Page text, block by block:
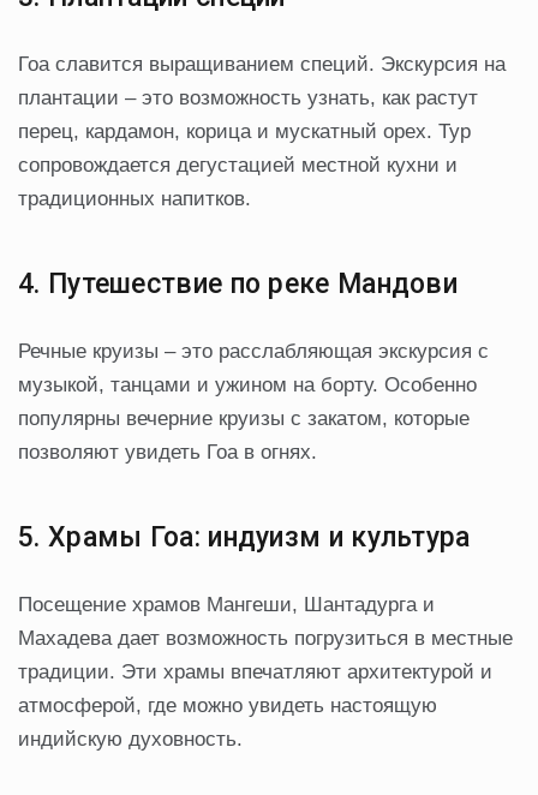
Гоа славится выращиванием специй. Экскурсия на
плантации – это возможность узнать, как растут
перец, кардамон, корица и мускатный орех. Тур
сопровождается дегустацией местной кухни и
традиционных напитков.
4. Путешествие по реке Мандови
Речные круизы – это расслабляющая экскурсия с
музыкой, танцами и ужином на борту. Особенно
популярны вечерние круизы с закатом, которые
позволяют увидеть Гоа в огнях.
5. Храмы Гоа: индуизм и культура
Посещение храмов Мангеши, Шантадурга и
Махадева дает возможность погрузиться в местные
традиции. Эти храмы впечатляют архитектурой и
атмосферой, где можно увидеть настоящую
индийскую духовность.